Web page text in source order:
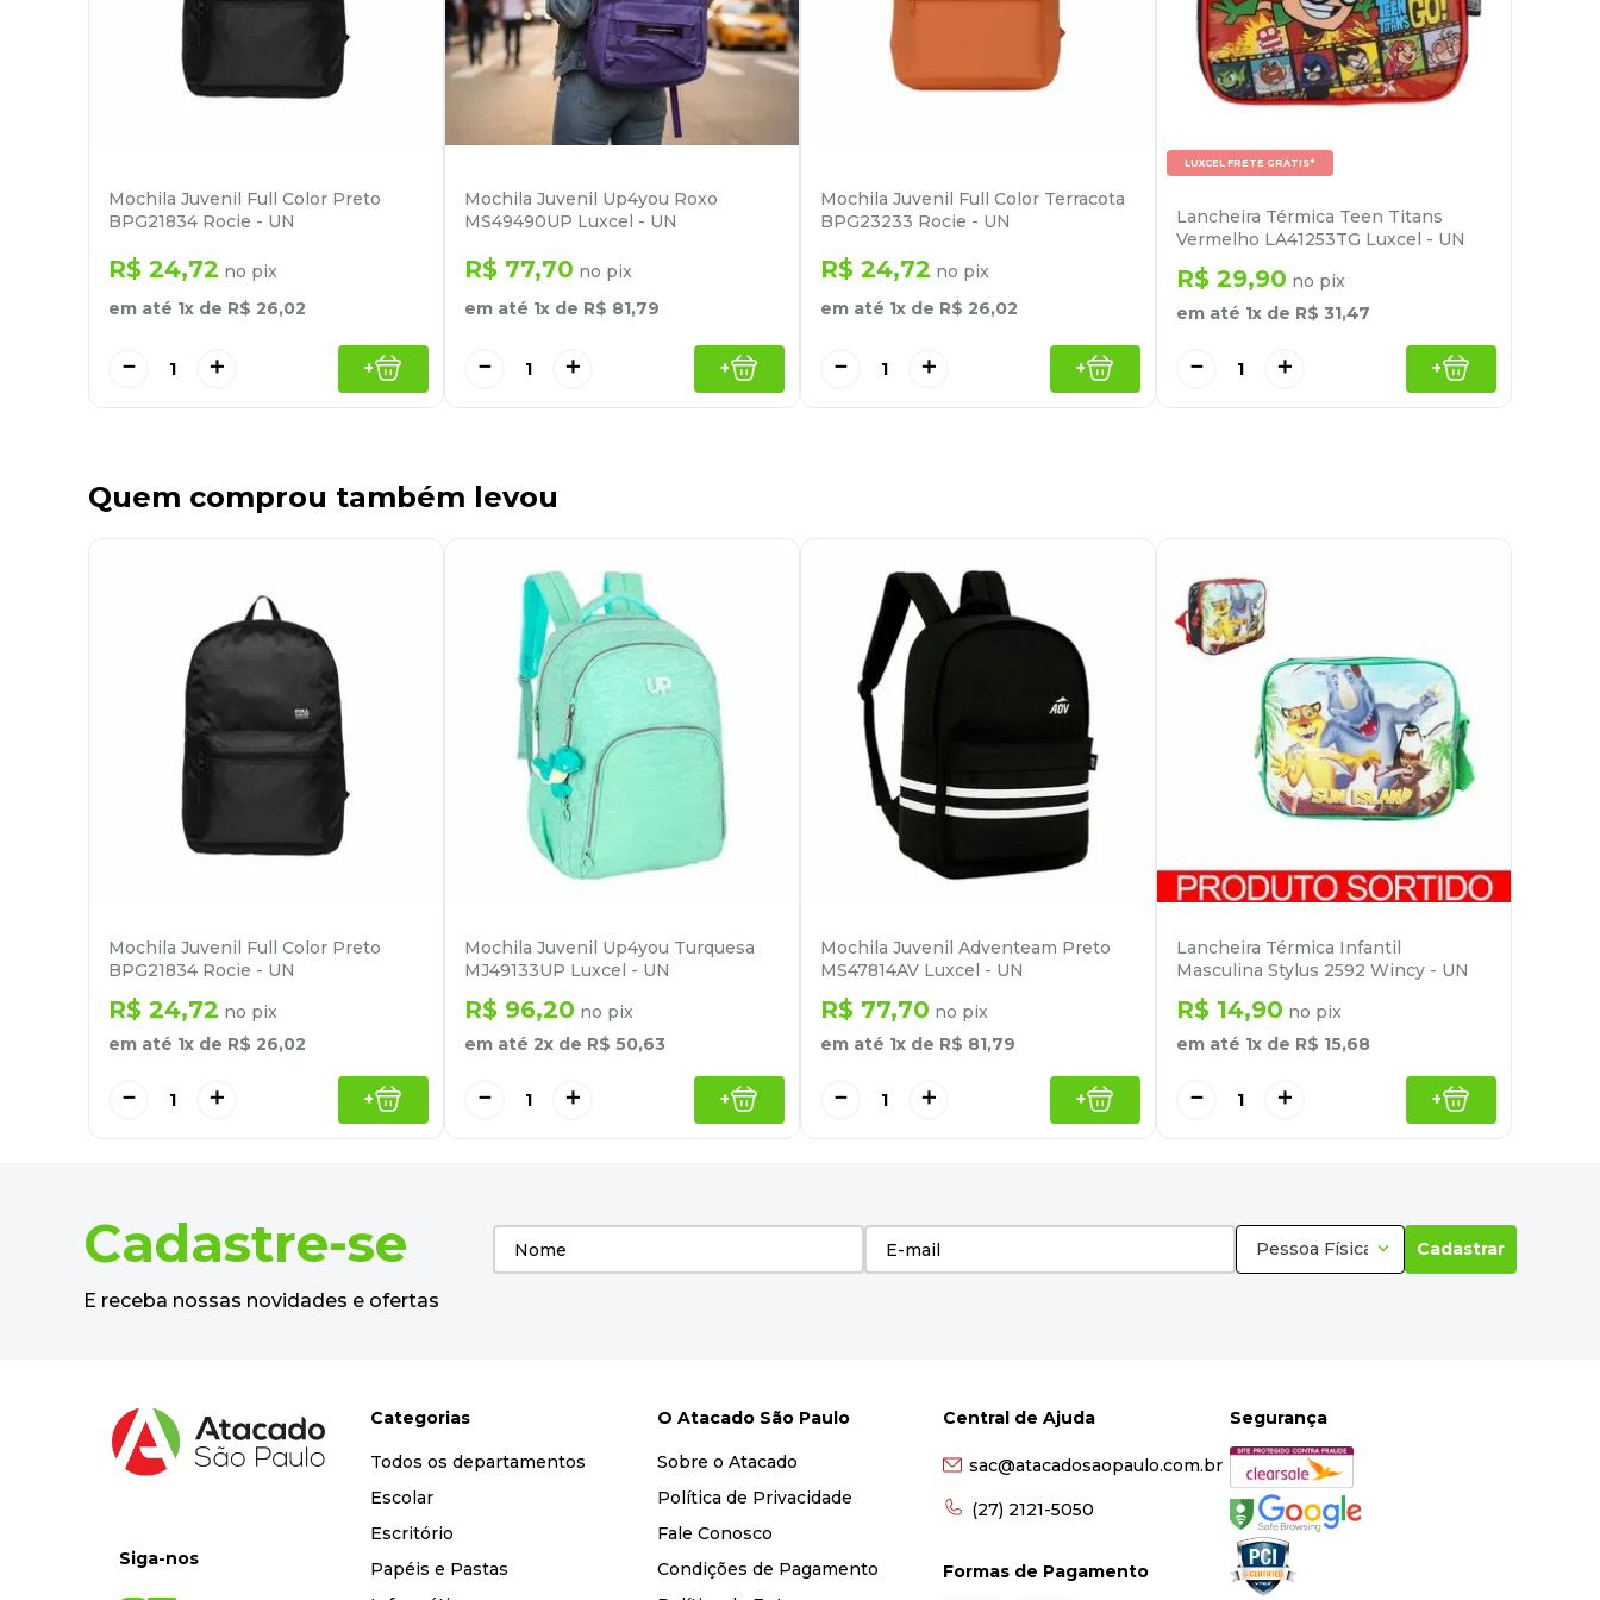
Mochila Juvenil Full Color Preto
BPG21834 Rocie - UN
R$ 24,72 no pix
em até 1x de R$ 26,02
＋
－ +
Mochila Juvenil Up4you Roxo
MS49490UP Luxcel - UN
R$ 77,70 no pix
em até 1x de R$ 81,79
＋
－ +
Mochila Juvenil Full Color Terracota
BPG23233 Rocie - UN
R$ 24,72 no pix
em até 1x de R$ 26,02
＋
－ +
LUXCEL FRETE GRÁTIS*
Lancheira Térmica Teen Titans
Vermelho LA41253TG Luxcel - UN
R$ 29,90 no pix
em até 1x de R$ 31,47
＋
－ +
Quem comprou também levou
Mochila Juvenil Full Color Preto
BPG21834 Rocie - UN
R$ 24,72 no pix
em até 1x de R$ 26,02
＋
－ +
Mochila Juvenil Up4you Turquesa
MJ49133UP Luxcel - UN
R$ 96,20 no pix
em até 2x de R$ 50,63
＋
－ +
Mochila Juvenil Adventeam Preto
MS47814AV Luxcel - UN
R$ 77,70 no pix
em até 1x de R$ 81,79
＋
－ +
Lancheira Térmica Infantil
Masculina Stylus 2592 Wincy - UN
R$ 14,90 no pix
em até 1x de R$ 15,68
＋
－ +
Cadastre-se
E receba nossas novidades e ofertas
Pessoa Física Cadastrar
Siga-nos
Categorias
Todos os departamentos
Escolar
Escritório
Papéis e Pastas
O Atacado São Paulo
Sobre o Atacado
Política de Privacidade
Fale Conosco
Condições de Pagamento
Central de Ajuda
sac@atacadosaopaulo.com.br
(27) 2121-5050
Formas de Pagamento
Segurança